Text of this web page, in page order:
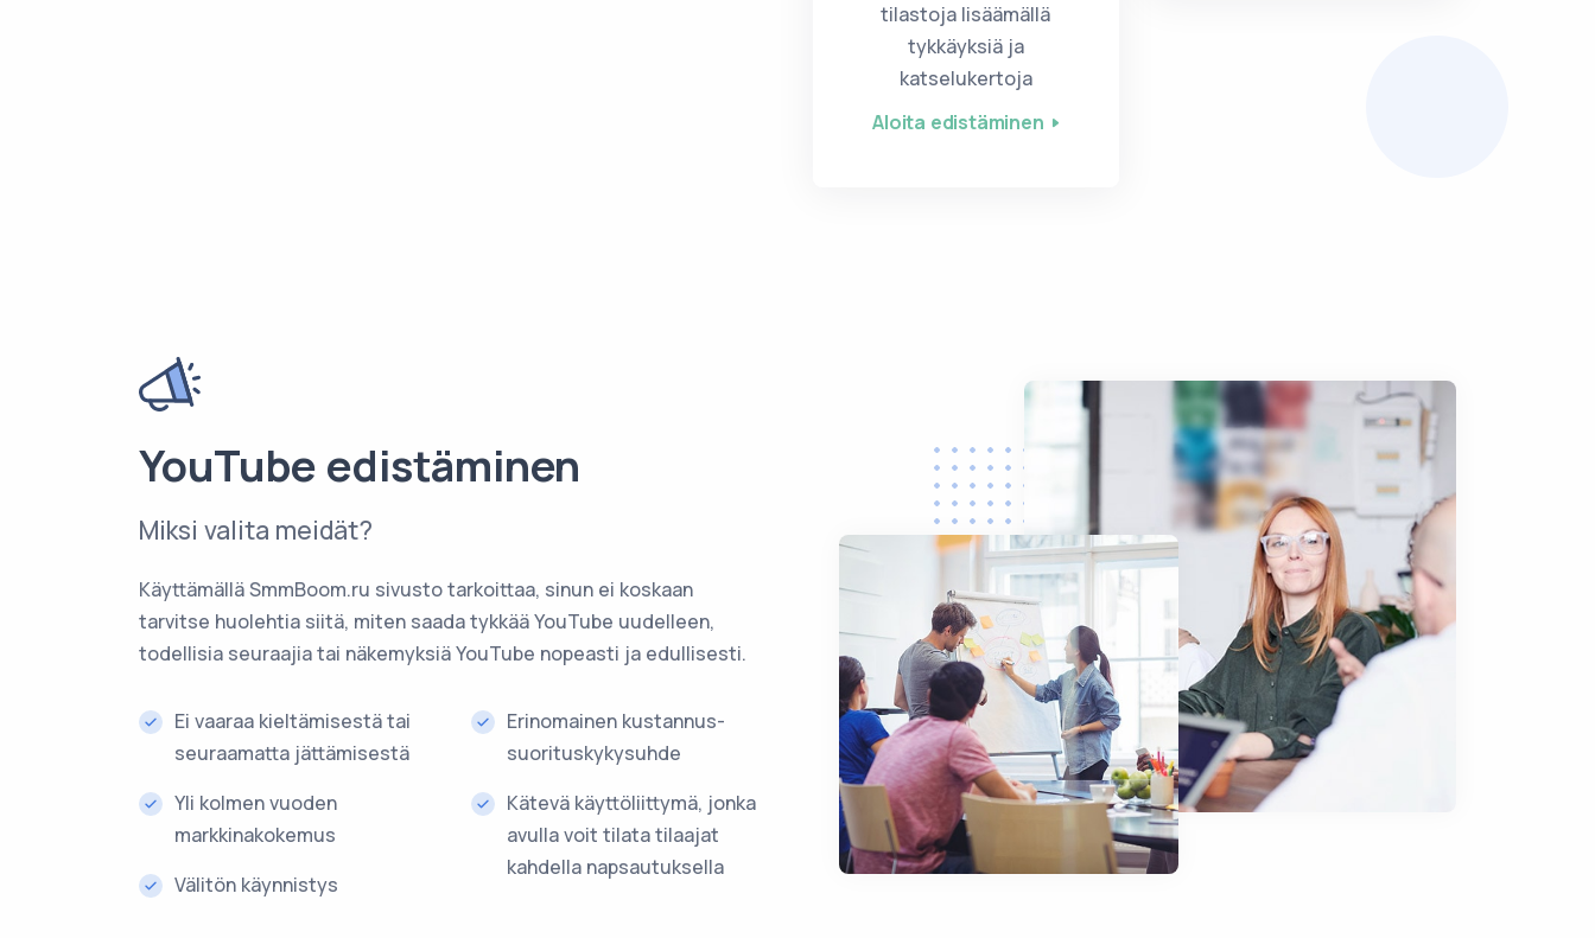
tilastoja lisäämällä
tykkäyksiä ja
katselukertoja
Aloita edistäminen
YouTube edistäminen
Miksi valita meidät?
Käyttämällä SmmBoom.ru sivusto tarkoittaa, sinun ei koskaan
tarvitse huolehtia siitä, miten saada tykkää YouTube uudelleen,
todellisia seuraajia tai näkemyksiä YouTube nopeasti ja edullisesti.
Ei vaaraa kieltämisestä tai
seuraamatta jättämisestä
Yli kolmen vuoden
markkinakokemus
Välitön käynnistys
Erinomainen kustannus-
suorituskykysuhde
Kätevä käyttöliittymä, jonka
avulla voit tilata tilaajat
kahdella napsautuksella